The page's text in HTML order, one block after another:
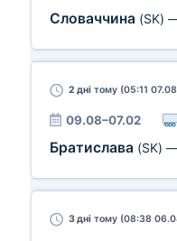
Словаччина (SK)
2 дні тому (05:11
09.08–07.02
Братислава (SK)
3 дні тому (08:38